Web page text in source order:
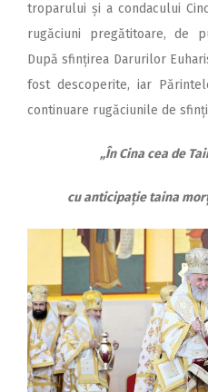
troparului și a condacului
rugăciuni pregătitoare, de
După sfințirea Darurilor
fost descoperite, iar
continuare rugăciunile de
„În Cina cea de
cu anticipație taina